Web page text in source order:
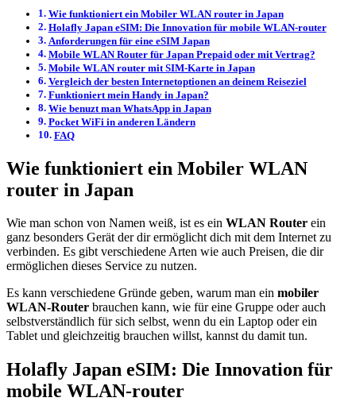
Wie funktioniert ein Mobiler WLAN router in Japan
Holafly Japan eSIM: Die Innovation für mobile WLAN-router
Anforderungen für eine eSIM Japan
Mobile WLAN Router für Japan Prepaid oder mit Vertrag?
Mobile WLAN router mit SIM-Karte in Japan
Vergleich der besten Internetoptionen an deinem Reiseziel
Funktioniert mein Handy in Japan?
Wie benuzt man WhatsApp in Japan
Pocket WiFi in anderen Ländern
FAQ
Wie funktioniert ein Mobiler WLAN
router in Japan
Wie man schon von Namen weiß, ist es ein WLAN Router ein
ganz besonders Gerät der dir ermöglicht dich mit dem Internet zu
verbinden. Es gibt verschiedene Arten wie auch Preisen, die dir
ermöglichen dieses Service zu nutzen.
Es kann verschiedene Gründe geben, warum man ein mobiler
WLAN-Router brauchen kann, wie für eine Gruppe oder auch
selbstverständlich für sich selbst, wenn du ein Laptop oder ein
Tablet und gleichzeitig brauchen willst, kannst du damit tun.
Holafly Japan eSIM: Die Innovation für
mobile WLAN-router